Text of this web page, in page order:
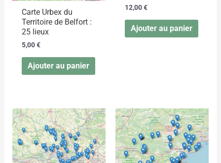
Carte Urbex du
Territoire de Belfort :
25 lieux
5,00€
Ajouter au panier
12,00€
Ajouter au panier